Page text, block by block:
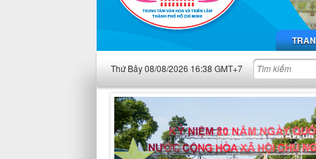
Thứ Bảy 08/08/2026 16:38 GMT+7